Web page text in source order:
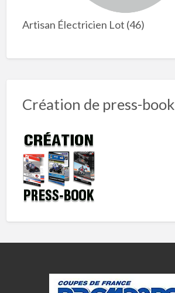
Artisan Électricien Lot (46)
Création de press-book